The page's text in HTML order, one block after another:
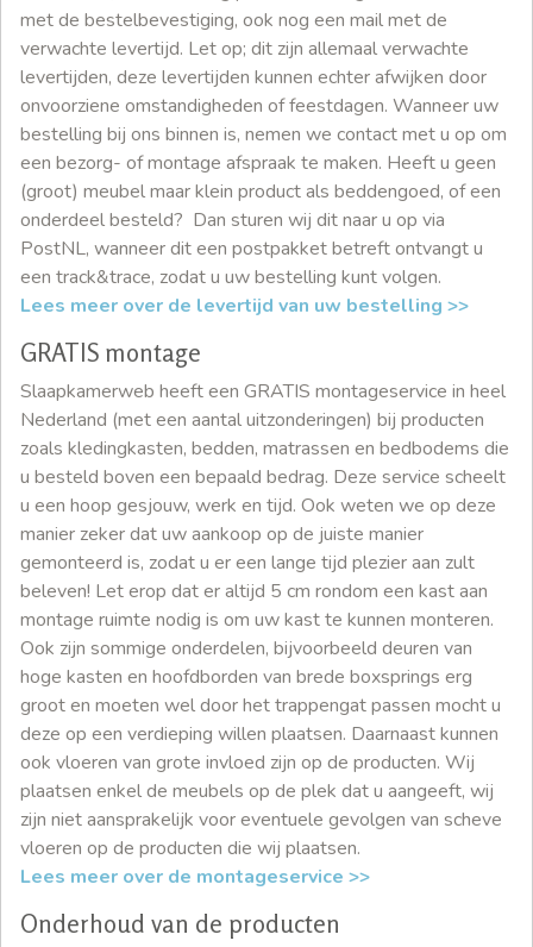
met de bestelbevestiging, ook nog een mail met de
verwachte levertijd. Let op; dit zijn allemaal verwachte
levertijden, deze levertijden kunnen echter afwijken door
onvoorziene omstandigheden of feestdagen. Wanneer uw
bestelling bij ons binnen is, nemen we contact met u op om
een bezorg- of montage afspraak te maken. Heeft u geen
(groot) meubel maar klein product als beddengoed, of een
onderdeel besteld? Dan sturen wij dit naar u op via
PostNL, wanneer dit een postpakket betreft ontvangt u
een track&trace, zodat u uw bestelling kunt volgen.
Lees meer over de levertijd van uw bestelling >>
GRATIS montage
Slaapkamerweb heeft een GRATIS montageservice in heel
Nederland (met een aantal uitzonderingen) bij producten
zoals kledingkasten, bedden, matrassen en bedbodems die
u besteld boven een bepaald bedrag. Deze service scheelt
u een hoop gesjouw, werk en tijd. Ook weten we op deze
manier zeker dat uw aankoop op de juiste manier
gemonteerd is, zodat u er een lange tijd plezier aan zult
beleven! Let erop dat er altijd 5 cm rondom een kast aan
montage ruimte nodig is om uw kast te kunnen monteren.
Ook zijn sommige onderdelen, bijvoorbeeld deuren van
hoge kasten en hoofdborden van brede boxsprings erg
groot en moeten wel door het trappengat passen mocht u
deze op een verdieping willen plaatsen. Daarnaast kunnen
ook vloeren van grote invloed zijn op de producten. Wij
plaatsen enkel de meubels op de plek dat u aangeeft, wij
zijn niet aansprakelijk voor eventuele gevolgen van scheve
vloeren op de producten die wij plaatsen.
Lees meer over de montageservice >>
Onderhoud van de producten